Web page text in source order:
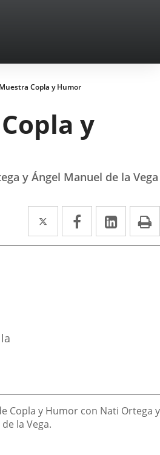
Muestra Copla y Humor
y
y Ángel Manuel de la Vega
Twitter
Enlace
a
Facebook
Enlace
a
Enlace
a
Copla y Humor con Nati Ortega y
la Vega.